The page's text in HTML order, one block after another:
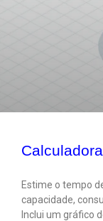
Estime o tempo
capacidade,
Inclui um gráfico